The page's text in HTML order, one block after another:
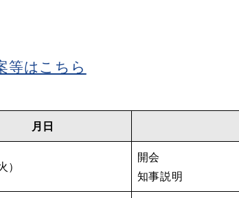
等はこちら
月日
開会
知事説明